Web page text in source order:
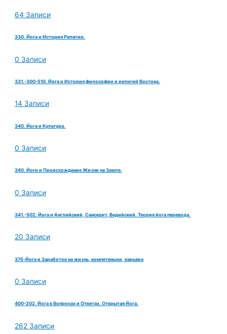
64 Записи
330. Йога и История Религии.
0 Записи
331.-300-510. Йога и История философии и религий Востока.
14 Записи
340. Йога и Культура.
0 Записи
340. Йоги и Происхождение Жизни на Земле.
0 Записи
341.-502. Йога и Английский, Санскрит, Ведийский. Теория йога перевода.
20 Записи
375-Йога и Заработок на жизнь, компетенции, карьера
0 Записи
400-202. Йога в Вопросах и Ответах. Открытая Йога.
262 Записи